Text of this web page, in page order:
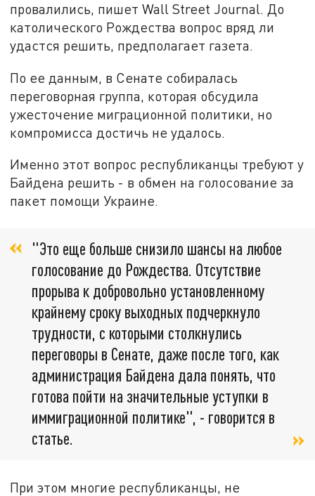
провалились, пишет Wall Street Journal. До
католического Рождества вопрос вряд ли
удастся решить, предполагает газета.
По ее данным, в Сенате собиралась
переговорная группа, которая обсудила
ужесточение миграционной политики, но
компромисса достичь не удалось.
Именно этот вопрос республиканцы требуют у
Байдена решить - в обмен на голосование за
пакет помощи Украине.
"Это еще больше снизило шансы на любое
голосование до Рождества. Отсутствие
прорыва к добровольно установленному
крайнему сроку выходных подчеркнуло
трудности, с которыми столкнулись
переговоры в Сенате, даже после того, как
администрация Байдена дала понять, что
готова пойти на значительные уступки в
иммиграционной политике", - говорится в
статье.
При этом многие республиканцы, не